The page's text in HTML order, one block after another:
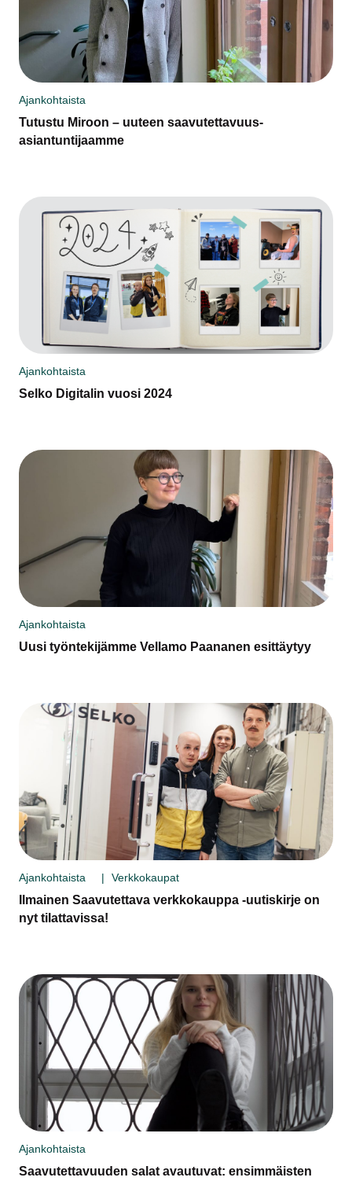
Ajankohtaista
Tutustu Miroon – uuteen saavutettavuus­
asiantuntijaamme
Ajankohtaista
Selko Digitalin vuosi 2024
Ajankohtaista
Uusi työntekijämme Vellamo Paananen esittäytyy
Ajankohtaista Verkkokaupat
Ilmainen Saavutettava verkkokauppa -uutiskirje on
nyt tilattavissa!
Ajankohtaista
Saavutettavuuden salat avautuvat: ensimmäisten